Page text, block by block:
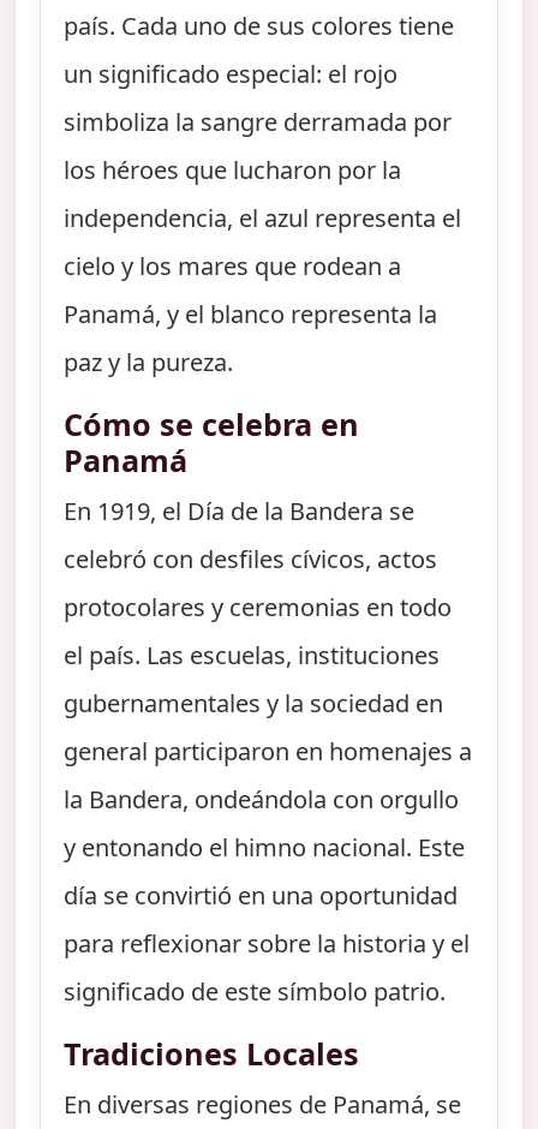
país. Cada uno de sus colores tiene
un significado especial: el rojo
simboliza la sangre derramada por
los héroes que lucharon por la
independencia, el azul representa el
cielo y los mares que rodean a
Panamá, y el blanco representa la
paz y la pureza.
Cómo se celebra en
Panamá
En 1919, el Día de la Bandera se
celebró con desfiles cívicos, actos
protocolares y ceremonias en todo
el país. Las escuelas, instituciones
gubernamentales y la sociedad en
general participaron en homenajes a
la Bandera, ondeándola con orgullo
y entonando el himno nacional. Este
día se convirtió en una oportunidad
para reflexionar sobre la historia y el
significado de este símbolo patrio.
Tradiciones Locales
En diversas regiones de Panamá, se